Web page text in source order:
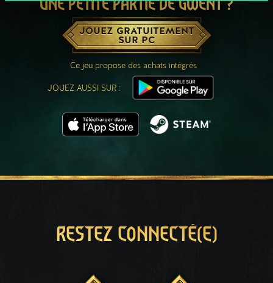
UNE PETITE PARTIE DE GWENT ?
JOUEZ GRATUITEMENT
SUR PC
Ce jeu propose des achats intégrés
JOUEZ AUSSI SUR :
RESTEZ CONNECTÉ(E)